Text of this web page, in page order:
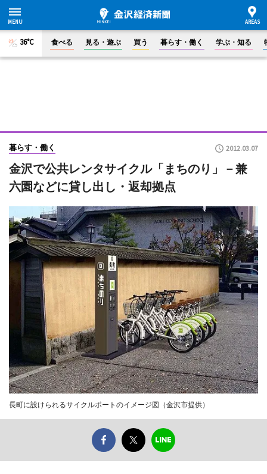
36°C 食べる 見る・遊ぶ 買う 暮らす・働く 学ぶ・知る
暮らす・働く 2012.03.07
金沢で公共レンタサイクル「まちのり」－兼
六園などに貸し出し・返却拠点
長町に設けられるサイクルポートのイメージ図（金沢市提供）